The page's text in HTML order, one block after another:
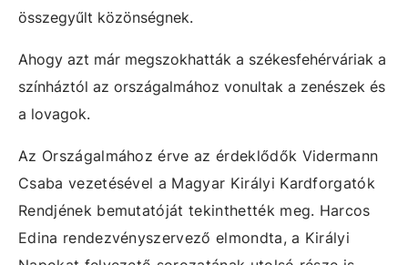
összegyűlt közönségnek.
Ahogy azt már megszokhatták a székesfehérváriak a
színháztól az országalmához vonultak a zenészek és
a lovagok.
Az Országalmához érve az érdeklődők Vidermann
Csaba vezetésével a Magyar Királyi Kardforgatók
Rendjének bemutatóját tekinthették meg. Harcos
Edina rendezvényszervező elmondta, a Királyi